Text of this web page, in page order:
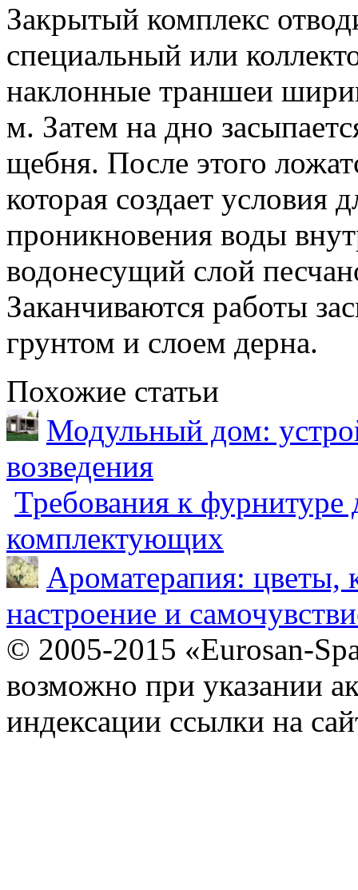
Закрытый комплекс
специальный или
наклонные траншеи
м. Затем на дно
щебня. После этого
которая создает условия
проникновения воды
водонесущий слой
Заканчиваются работы
грунтом и слоем дерна.
Похожие статьи
Модульный дом:
возведения
Требования к фурнитуре
комплектующих
Ароматерапия: цветы,
настроение и
© 2005-2015 «Eurosan-
возможно при указании
индексации ссылки на